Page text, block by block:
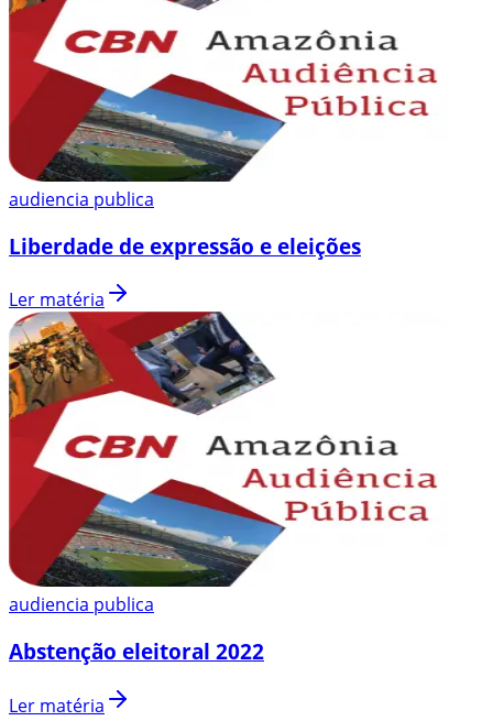
audiencia publica
Liberdade de expressão e eleições
Ler matéria
audiencia publica
Abstenção eleitoral 2022
Ler matéria